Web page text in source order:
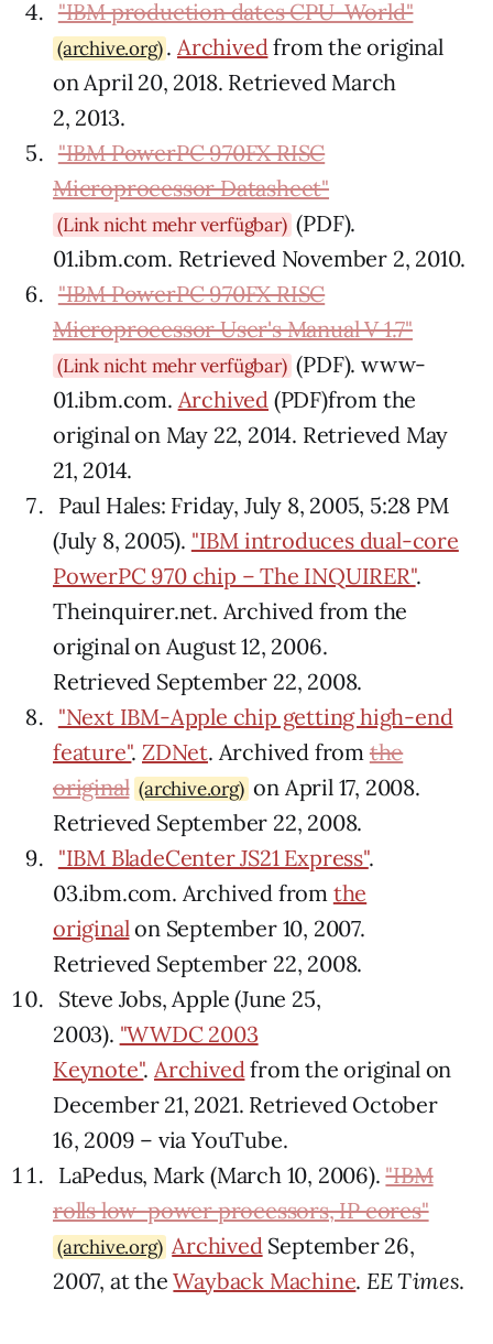
"IBM production dates CPU-World"
(archive.org) . Archived from the original
on April 20, 2018. Retrieved March
2, 2013.
"IBM PowerPC 970FX RISC
Microprocessor Datasheet"
(Link nicht mehr verfügbar)(PDF).
01.ibm.com. Retrieved November 2, 2010.
"IBM PowerPC 970FX RISC
Microprocessor User's Manual V 1.7"
(Link nicht mehr verfügbar)(PDF). www-
01.ibm.com. Archived (PDF)from the
original on May 22, 2014. Retrieved May
21, 2014.
Paul Hales: Friday, July 8, 2005, 5:28 PM
(July 8, 2005). "IBM introduces dual-core
PowerPC 970 chip – The INQUIRER".
Theinquirer.net. Archived from the
original on August 12, 2006.
Retrieved September 22, 2008.
"Next IBM-Apple chip getting high-end
feature". ZDNet. Archived from the
original (archive.org)on April 17, 2008.
Retrieved September 22, 2008.
"IBM BladeCenter JS21 Express".
03.ibm.com. Archived from the
original on September 10, 2007.
Retrieved September 22, 2008.
Steve Jobs, Apple (June 25,
2003). "WWDC 2003
Keynote". Archived from the original on
December 21, 2021. Retrieved October
16, 2009 – via YouTube.
LaPedus, Mark (March 10, 2006)."IBM
rolls low-power processors, IP cores"
(archive.org) Archived September 26,
2007, at theWayback Machine. EE Times.